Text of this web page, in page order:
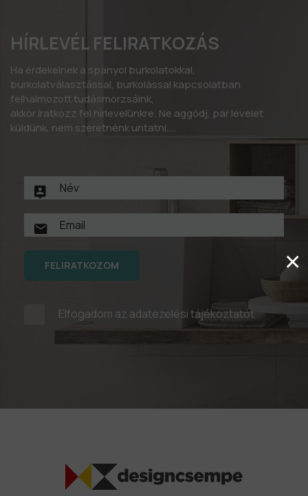
HÍRLEVÉL FELIRATKOZÁS
Ha érdekelnek a spanyol burkolatokkal,
burkolatválasztással, burkolással kapcsolatban
felhalmozott tudásmorzsáink,
akkor iratkozz fel hírlevelünkre. Ne aggódj, pár levelet
küldünk, nem szeretnénk untatni….
FELIRATKOZOM
Elfogadom az adatezelési tájékoztatót
×